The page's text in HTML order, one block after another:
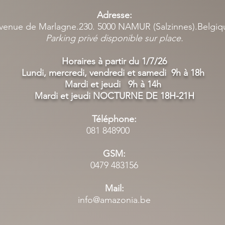
Adresse:
de Marlagne.230. 5000 NAMUR
Parking privé disponible sur place.
Horaires à partir du 1/7/26
Lundi, mercredi, vendredi et samedi 9h à 18h
Mardi et jeudi 9h à 14h
Mardi et jeudi NOCTURNE DE 18H-21H
Téléphone:
081 848900
GSM:
0479 483156
Mail:
info@amazonia.be